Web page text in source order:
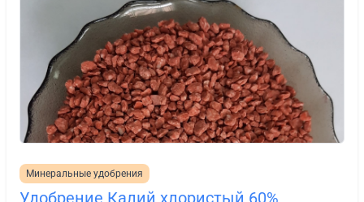
Минеральные удобрения
Удобрение Калий хлористый 60%